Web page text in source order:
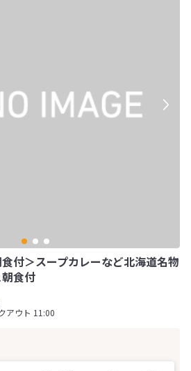
付＞スープカレーなど北海道名物
食付
アウト 11:00